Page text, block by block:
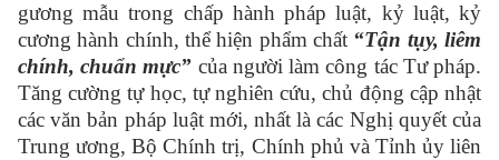
gương mẫu trong chấp hành pháp luật, kỷ luật, kỷ
cương hành chính, thể hiện phẩm chất “Tận tụy, liêm
chính, chuẩn mực” của người làm công tác Tư pháp.
Tăng cường tự học, tự nghiên cứu, chủ động cập nhật
các văn bản pháp luật mới, nhất là các Nghị quyết của
Trung ương, Bộ Chính trị, Chính phủ và Tỉnh ủy liên